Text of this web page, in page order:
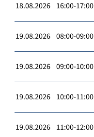
18.08.2026 16:00-17:00
19.08.2026 08:00-09:00
19.08.2026 09:00-10:00
19.08.2026 10:00-11:00
19.08.2026 11:00-12:00